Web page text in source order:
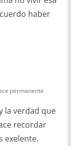
haber
permanente
la verdad que
recordar
exelente.